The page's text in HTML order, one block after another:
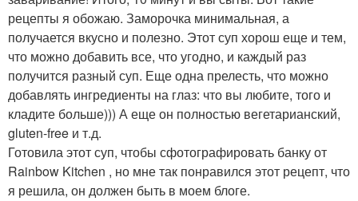
рецепты я обожаю. Заморочка минимальная, а
получается вкусно и полезно. Этот суп хорош еще и тем,
что можно добавить все, что угодно, и каждый раз
получится разный суп. Еще одна прелесть, что можно
добавлять ингредиенты на глаз: что вы любите, того и
кладите больше))) А еще он полностью вегетарианский,
gluten-free и т.д.
Готовила этот суп, чтобы сфотографировать банку от
Rainbow Kitchen , но мне так понравился этот рецепт, что
я решила, он должен быть в моем блоге.